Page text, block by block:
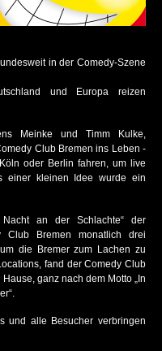
in der Comedy-Szene
und Europa reizen
Meinke und Timm Kulke,
Club Bremen ins Leben -
oder Berlin fahren, um live
einer kleinen Idee wurde ein
an der Schlachte“ der
Club Bremen monatlich drei
die Bremer zum Lachen zu
fand der Comedy Club
ganz nach dem Motto „In
und alle Besucher verbringen